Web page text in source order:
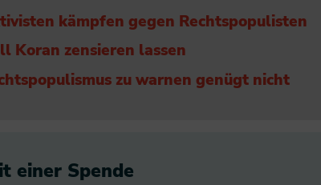
kämpfen gegen Rechtspopulisten
Koran zensieren lassen
zu warnen genügt nicht
einer Spende